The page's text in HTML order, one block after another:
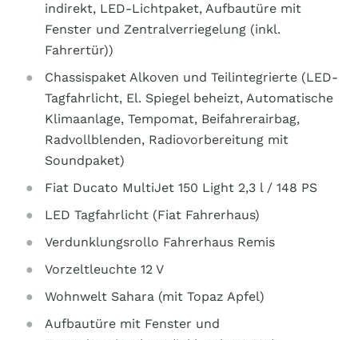
indirekt, LED-Lichtpaket, Aufbautüre mit
Fenster und Zentralverriegelung (inkl.
Fahrertür))
Chassispaket Alkoven und Teilintegrierte (LED-
Tagfahrlicht, El. Spiegel beheizt, Automatische
Klimaanlage, Tempomat, Beifahrerairbag,
Radvollblenden, Radiovorbereitung mit
Soundpaket)
Fiat Ducato MultiJet 150 Light 2,3 l / 148 PS
LED Tagfahrlicht (Fiat Fahrerhaus)
Verdunklungsrollo Fahrerhaus Remis
Vorzeltleuchte 12 V
Wohnwelt Sahara (mit Topaz Apfel)
Aufbautüre mit Fenster und